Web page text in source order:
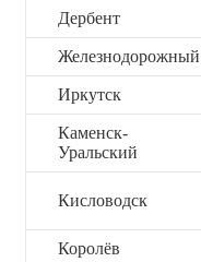
Дербент
Железнодорожный
Иркутск
Каменск-
Уральский
Кисловодск
Королёв